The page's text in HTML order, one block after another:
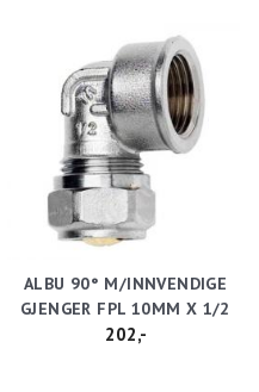
ALBU 90° M/INNVENDIGE
GJENGER FPL 10MM X 1/2
202,-